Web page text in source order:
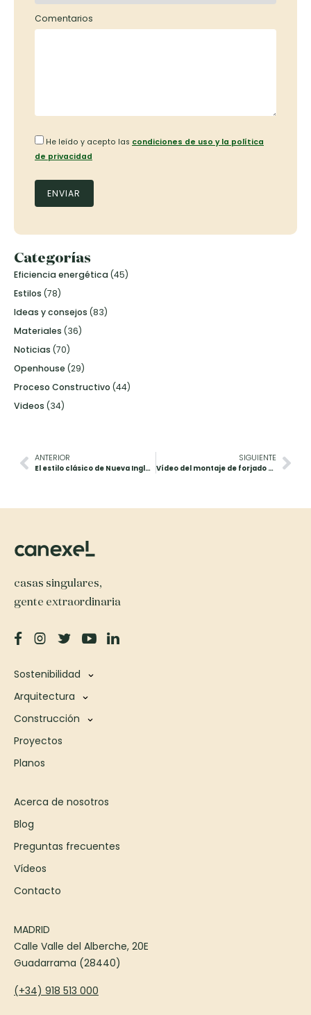
Comentarios
He leído y acepto las condiciones de uso y la política
de privacidad
Categorías
Eficiencia energética(45)
Estilos (78)
Ideas y consejos (83)
Materiales (36)
Noticias (70)
Openhouse (29)
Proceso Constructivo (44)
Videos (34)
ANTERIOR
El estilo clásico de Nueva Inglaterra
SIGUIENTE
Vídeo del montaje de forjado y estructura de madera
casas singulares,
gente extraordinaria
Sostenibilidad
Arquitectura
Construcción
Proyectos
Planos
Acerca de nosotros
Blog
Preguntas frecuentes
Vídeos
Contacto
MADRID
Calle Valle del Alberche, 20E
Guadarrama (28440)
(+34) 918 513 000